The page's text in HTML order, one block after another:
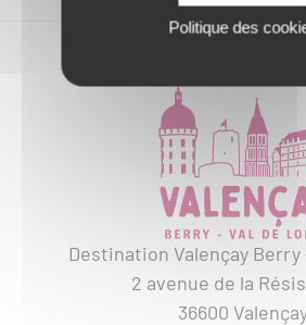
Destination Valençay Berry
2 avenue de la
36600
Politique des